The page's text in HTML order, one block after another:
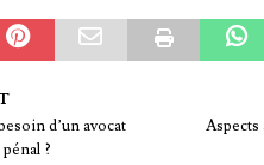
d’un avocat
?